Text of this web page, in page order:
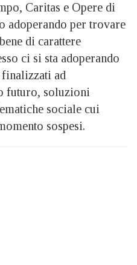
Caritas e Opere di
adoperando per trovare
di carattere
ci si sta adoperando
ad
futuro, soluzioni
sociale cui
sospesi.